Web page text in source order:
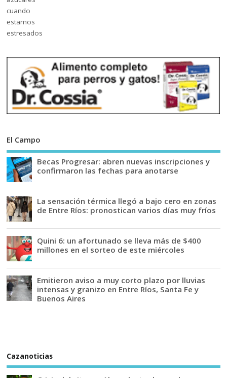
El Campo
Becas Progresar: abren nuevas inscripciones y
confirmaron las fechas para anotarse
La sensación térmica llegó a bajo cero en zonas
de Entre Ríos: pronostican varios días muy fríos
Quini 6: un afortunado se lleva más de $400
millones en el sorteo de este miércoles
Emitieron aviso a muy corto plazo por lluvias
intensas y granizo en Entre Ríos, Santa Fe y
Buenos Aires
Cazanoticias